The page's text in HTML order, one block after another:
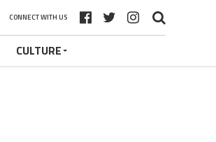
CONNECT WITH US
CULTURE